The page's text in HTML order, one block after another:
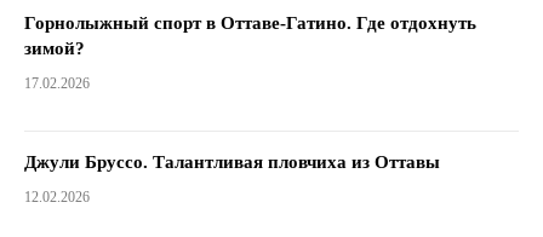
Горнолыжный спорт в Оттаве-Гатино. Где отдохнуть
зимой?
17.02.2026
Джули Бруссо. Талантливая пловчиха из Оттавы
12.02.2026